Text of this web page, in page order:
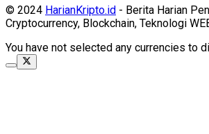
© 2024 HarianKripto.id - Berita Harian
Cryptocurrency, Blockchain, Teknologi
You have not selected any currencies to